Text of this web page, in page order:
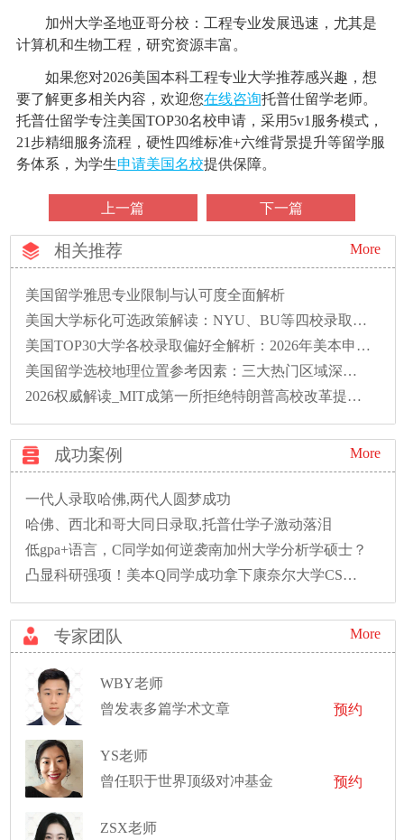
加州大学圣地亚哥分校：工程专业发展迅速，尤其是
计算机和生物工程，研究资源丰富。
如果您对2026美国本科工程专业大学推荐感兴趣，想
要了解更多相关内容，欢迎您在线咨询托普仕留学老师。
托普仕留学专注美国TOP30名校申请，采用5v1服务模式，
21步精细服务流程，硬性四维标准+六维背景提升等留学服
务体系，为学生申请美国名校提供保障。
上一篇 下一篇
相关推荐 More
美国留学雅思专业限制与认可度全面解析
美国大学标化可选政策解读：NYU、BU等四校录取偏好全解析
美国TOP30大学各校录取偏好全解析：2026年美本申请必读
美国留学选校地理位置参考因素：三大热门区域深度解析
2026权威解读_MIT成第一所拒绝特朗普高校改革提案的大学
成功案例 More
一代人录取哈佛,两代人圆梦成功
哈佛、西北和哥大同日录取,托普仕学子激动落泪
低gpa+语言，C同学如何逆袭南加州大学分析学硕士？
凸显科研强项！美本Q同学成功拿下康奈尔大学CS硕士录取！
专家团队 More
WBY老师
曾发表多篇学术文章
预约
YS老师
曾任职于世界顶级对冲基金
预约
ZSX老师